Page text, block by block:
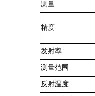
测量
精度
发射率
测量范围
反射温度